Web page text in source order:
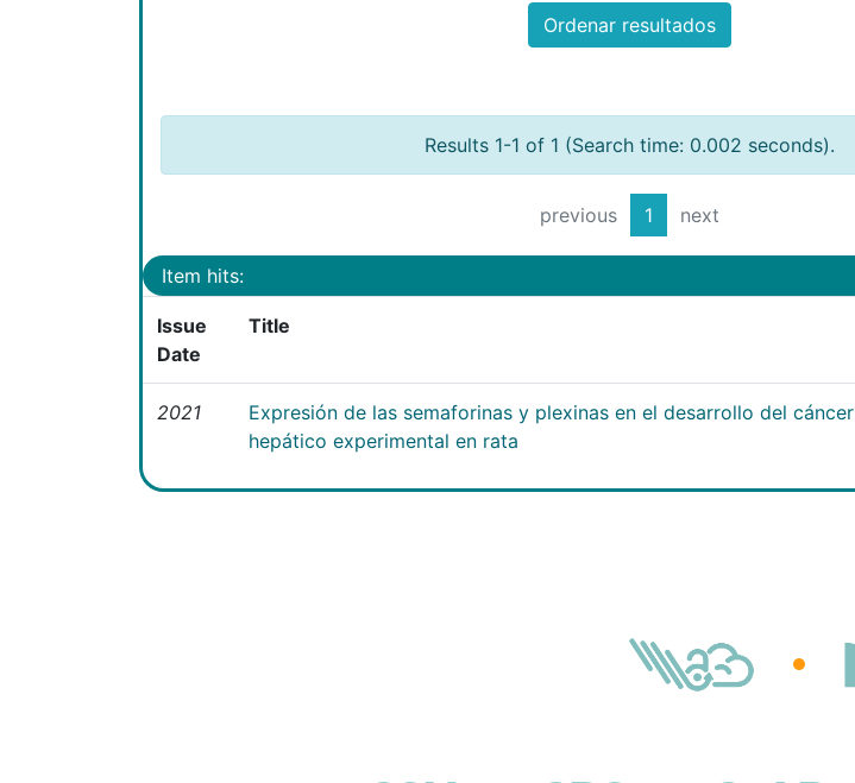
Ordenar resultados
Results 1-1 of 1 (Search time: 0.002 seconds).
previous 1 next
Item hits:
Issue
Date
Title
2021
Expresión de las semaforinas y plexinas en el desarrollo del cáncer
hepático experimental en rata